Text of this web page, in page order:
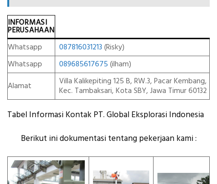
INFORMASI
PERUSAHAAN
Whatsapp
087816031213 (Risky)
Whatsapp
089685617675 (ilham)
Alamat
Villa Kalikepiting 125 B, RW.3, Pacar Kembang,
Kec. Tambaksari, Kota SBY, Jawa Timur 60132
Tabel Informasi Kontak PT. Global Eksplorasi Indonesia
Berikut ini dokumentasi tentang pekerjaan kami :